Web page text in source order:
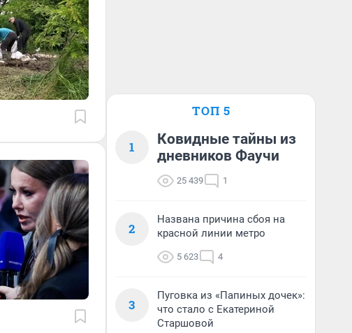
ТОП 5
1
Ковидные тайны из
дневников Фаучи
25 439 1
2
Названа причина сбоя на
красной линии метро
5 623 4
3
Пуговка из «Папиных дочек»:
что стало с Екатериной
Старшовой